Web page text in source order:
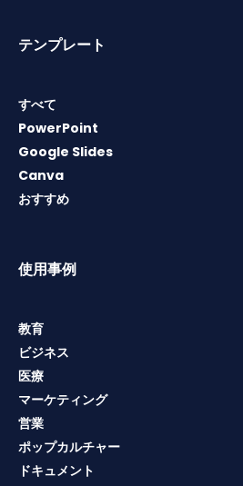
テンプレート
すべて
PowerPoint
Google Slides
Canva
おすすめ
使用事例
教育
ビジネス
医療
マーケティング
営業
ポップカルチャー
ドキュメント